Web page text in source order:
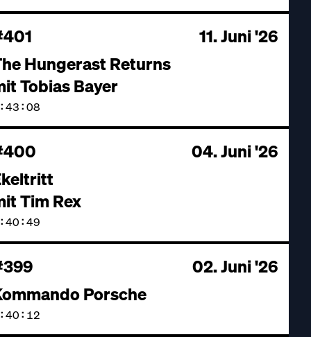
11. Juni '26
Hungerast Returns
Tobias Bayer
04. Juni '26
Tim Rex
02. Juni '26
Porsche